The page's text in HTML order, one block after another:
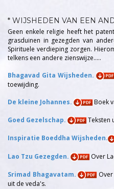
* WIJSHEDEN VAN EEN
Geen enkele religie heeft het
grasduinen in gezegden van
Spirituele verdieping zorgen.
telkens een andere zienswijze.....
Bhagavad Gita Wijsheden.
toewijding.
De kleine Johannes.
Boek
Goed Gezelschap. Teksten
Inspiratie Boeddha Wijsheden.
Lao Tzu Gezegden. Over
Srimad Bhagavatam.
uit de veda's.